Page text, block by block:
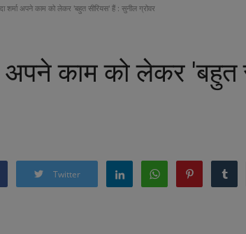
शर्मा अपने काम को लेकर 'बहुत सीरियस' हैं : सुनील ग्रोवर
अपने काम को लेकर 'बहुत
Twitter